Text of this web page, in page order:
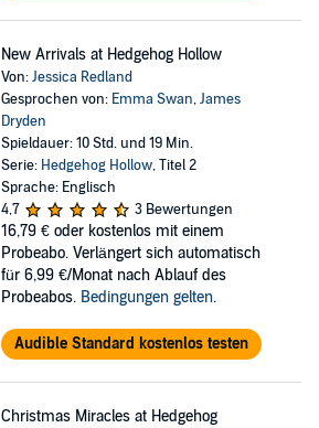
New Arrivals at Hedgehog Hollow
Von:Jessica Redland
Gesprochen von: Emma Swan,James
Dryden
Spieldauer: 10 Std. und 19 Min.
Serie: Hedgehog Hollow, Titel 2
Sprache: Englisch
4,7
3 Bewertungen
16,79 € oder kostenlos mit einem
Probeabo. Verlängert sich automatisch
für 6,99 €/Monat nach Ablauf des
Probeabos. Bedingungen gelten.
Audible Standard kostenlos testen
Christmas Miracles at Hedgehog